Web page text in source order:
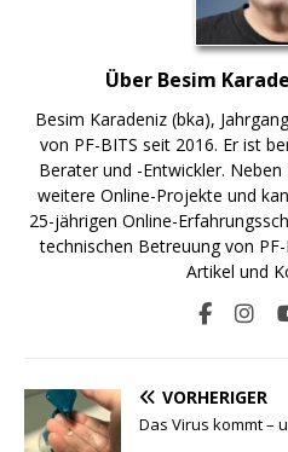
Über Besim
Besim Karadeniz (bka),
von PF-BITS seit 2016. Er ist
Berater und -Entwickler.
weitere Online-Projekte und
25-jährigen Online-
technischen Betreuung von
Artikel und
VORHERIGER
Das Virus kommt –